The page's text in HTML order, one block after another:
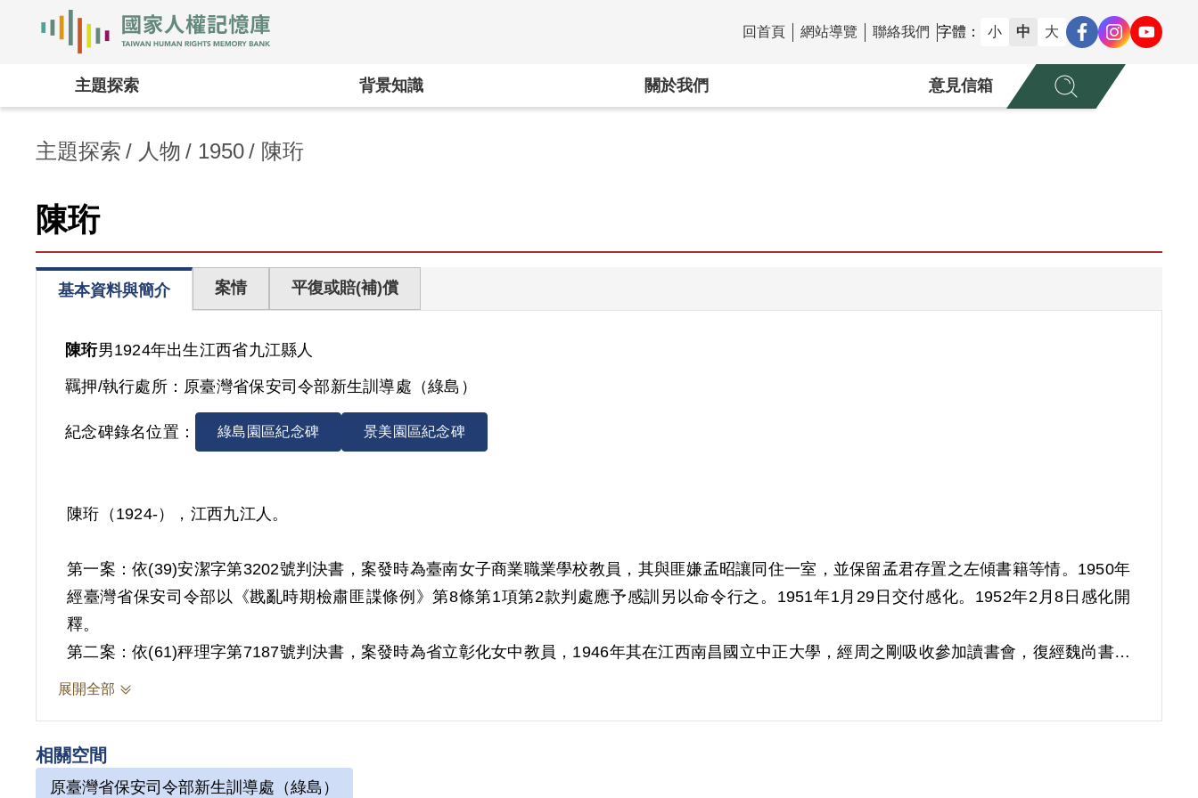
:::
回首頁 網站導覽 聯絡我們 字體： 小 中 大
主題探索 背景知識 關於我們 意見信箱
主題探索 人物 1950 陳珩
陳珩
基本資料與簡介 案情 平復或賠(補)償
陳珩男1924年出生江西省九江縣人
羈押/執行處所： 原臺灣省保安司令部新生訓導處（綠島）
紀念碑錄名位置： 綠島園區紀念碑 景美園區紀念碑
陳珩（1924-），江西九江人。
第一案：依(39)安潔字第3202號判決書，案發時為臺南女子商業職業學校教員，其與匪嫌孟昭讓同住一室，並保留孟君存置之左傾書籍等情。1950年
經臺灣省保安司令部以《戡亂時期檢肅匪諜條例》第8條第1項第2款判處應予感訓另以命令行之。1951年1月29日交付感化。1952年2月8日感化開
釋。
第二案：依(61)秤理字第7187號判決書，案發時為省立彰化女中教員，1946年其在江西南昌國立中正大學，經周之剛吸收參加讀書會，復經魏尚書介
紹參加共產黨。來臺後，在臺南市與程朱鑫、夏湘藜等匪黨分子經常聚會。1972年6月30日被羈押。1972年經臺灣警備總司令部以《懲治叛亂條例》
其於1999年4月向補償基金會提出申情，其於同月再次提出申請，經補償基金會併案審理，2000年8月經第1屆第4次臨時董事會審核通過予以補償。
第一案補償理由為原判決認定其與匪嫌孟昭讓同住一室，並保留其左傾書籍，認思想受毒素，應屬未有實據。第二案補償理由為原判認其參加讀書會
展開全部
相關空間
原臺灣省保安司令部新生訓導處（綠島）